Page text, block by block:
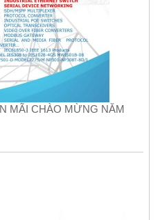
MÃI CHÀO MỪNG NĂM